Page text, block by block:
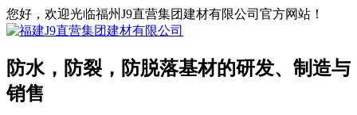
您好，欢迎光临福州J9直营集团建材有限公司官方网站！
防水，防裂，防脱落基材的研发、制造与
销售